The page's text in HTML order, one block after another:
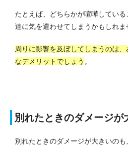
たとえば、どちらかが喧嘩してい
達に気を遣わせてしまうかもしれま
周りに影響を及ぼしてしまうのは
なデメリットでしょう 。
別れたときのダメージが
別れたときのダメージが大きいの